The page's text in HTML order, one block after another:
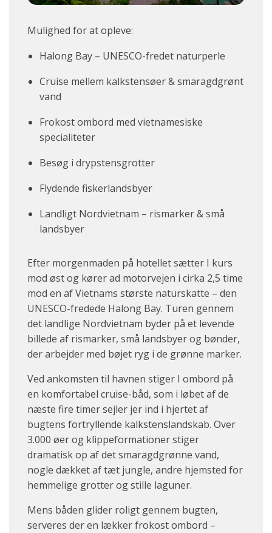
Mulighed for at opleve:
Halong Bay – UNESCO-fredet naturperle
Cruise mellem kalkstensøer & smaragdgrønt
vand
Frokost ombord med vietnamesiske
specialiteter
Besøg i drypstensgrotter
Flydende fiskerlandsbyer
Landligt Nordvietnam – rismarker & små
landsbyer
Efter morgenmaden på hotellet sætter I kurs
mod øst og kører ad motorvejen i cirka 2,5 time
mod en af Vietnams største naturskatte – den
UNESCO-fredede Halong Bay. Turen gennem
det landlige Nordvietnam byder på et levende
billede af rismarker, små landsbyer og bønder,
der arbejder med bøjet ryg i de grønne marker.
Ved ankomsten til havnen stiger I ombord på
en komfortabel cruise-båd, som i løbet af de
næste fire timer sejler jer ind i hjertet af
bugtens fortryllende kalkstenslandskab. Over
3.000 øer og klippeformationer stiger
dramatisk op af det smaragdgrønne vand,
nogle dækket af tæt jungle, andre hjemsted for
hemmelige grotter og stille laguner.
Mens båden glider roligt gennem bugten,
serveres der en lækker frokost ombord –